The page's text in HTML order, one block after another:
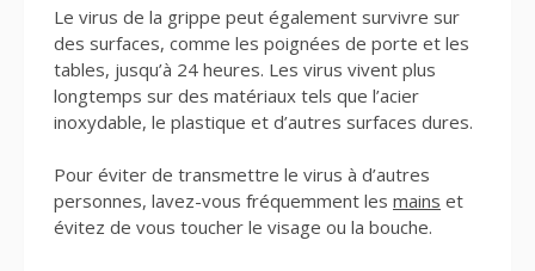
Le virus de la grippe peut également survivre sur
des surfaces, comme les poignées de porte et les
tables, jusqu’à 24 heures. Les virus vivent plus
longtemps sur des matériaux tels que l’acier
inoxydable, le plastique et d’autres surfaces dures.
Pour éviter de transmettre le virus à d’autres
personnes, lavez-vous fréquemment les mains et
évitez de vous toucher le visage ou la bouche.